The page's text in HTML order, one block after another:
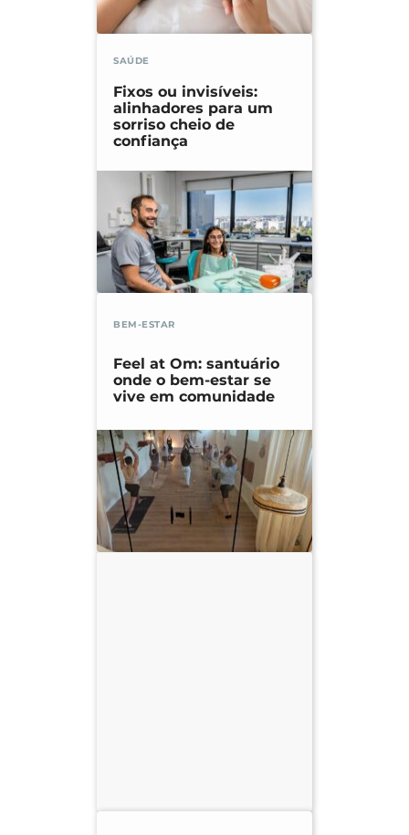
SAÚDE
Fixos ou invisíveis:
alinhadores para um
sorriso cheio de
confiança
BEM-ESTAR
Feel at Om: santuário
onde o bem-estar se
vive em comunidade